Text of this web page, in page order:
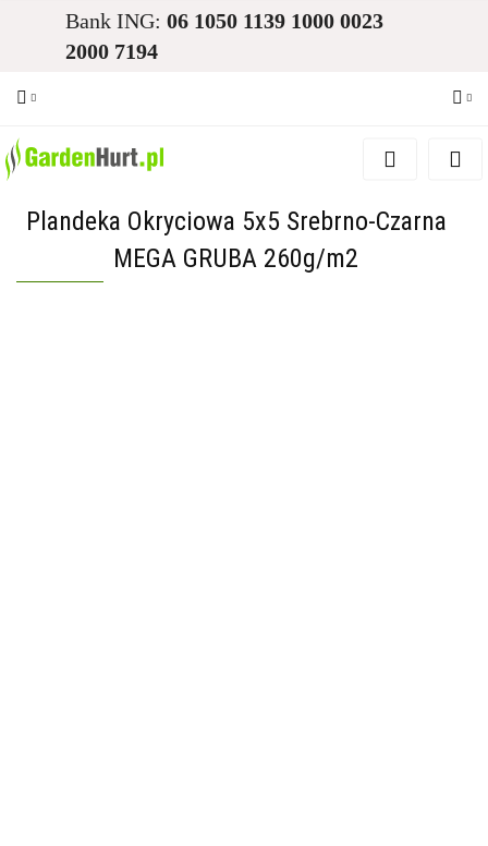
Bank ING: 06 1050 1139 1000 0023
2000 7194
Zaloguj się
Dodaj zgłoszenie
Plandeka Okryciowa 5x5 Srebrno-Czarna
MEGA GRUBA 260g/m2